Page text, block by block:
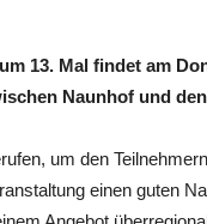
13. Mal findet am
Naunhof und
um den
einen guten